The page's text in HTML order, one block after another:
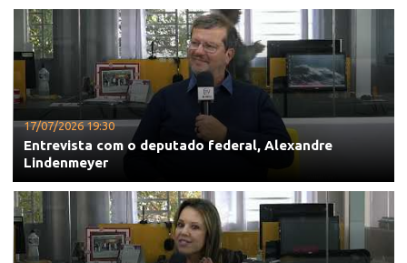
17/07/2026 19:30
Entrevista com o deputado federal, Alexandre
Lindenmeyer